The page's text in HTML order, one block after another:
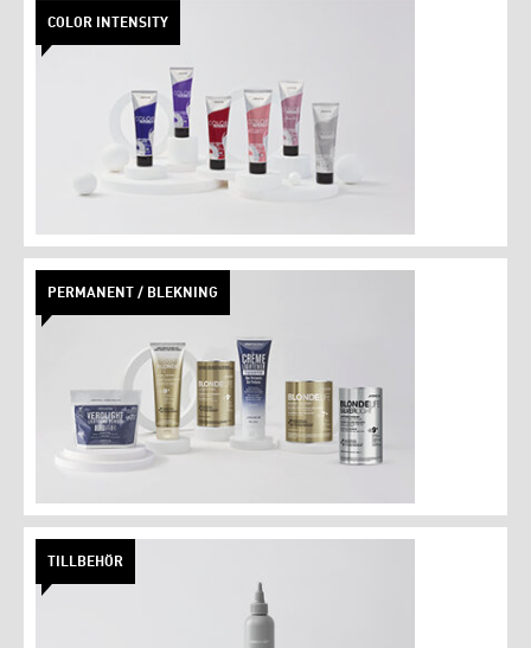
COLOR INTENSITY
PERMANENT / BLEKNING
TILLBEHÖR